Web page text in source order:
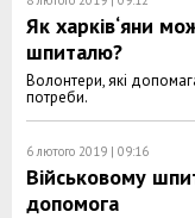
Як харків‘яни
шпиталю?
Волонтери, які
потреби.
6 лютого 2019 | 09:16
Військовому
допомога